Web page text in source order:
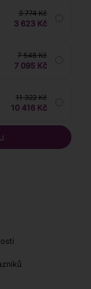
3 774 Kč
3 623 Kč
7 548 Kč
7 095 Kč
11 322 Kč
10 416 Kč